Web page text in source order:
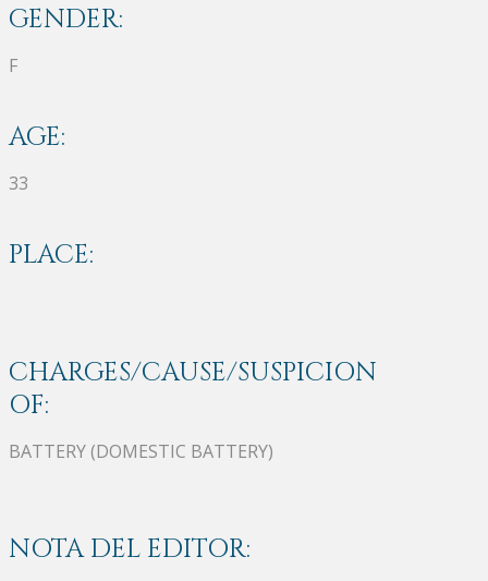
GENDER:
F
AGE:
33
PLACE:
CHARGES/CAUSE/SUSPICION
OF:
BATTERY (DOMESTIC BATTERY)
NOTA DEL EDITOR: